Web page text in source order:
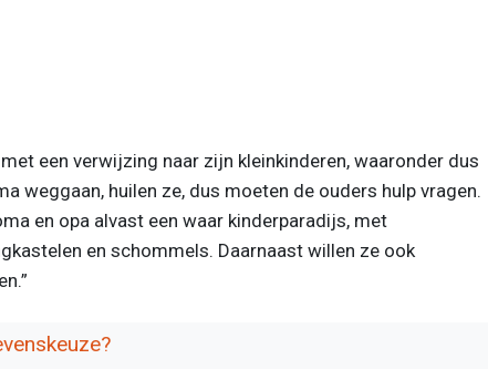
een verwijzing naar zijn kleinkinderen, waaronder dus
weggaan, huilen ze, dus moeten de ouders hulp vragen.
en opa alvast een waar kinderparadijs, met
en schommels. Daarnaast willen ze ook